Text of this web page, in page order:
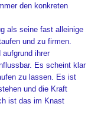
den konkreten
als seine fast alleinige
und zu firmen.
aufgrund ihrer
Es scheint klar
zu lassen. Es ist
und die Kraft
ist das im Knast